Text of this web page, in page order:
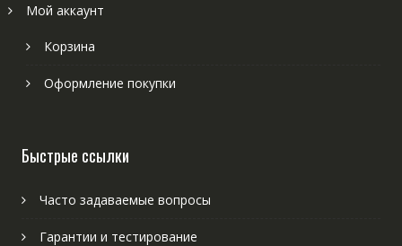
Мой аккаунт
Корзина
Оформление покупки
Быстрые ссылки
Часто задаваемые вопросы
Гарантии и тестирование